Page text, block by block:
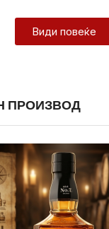
Види повеќе
ПРОИЗВОД